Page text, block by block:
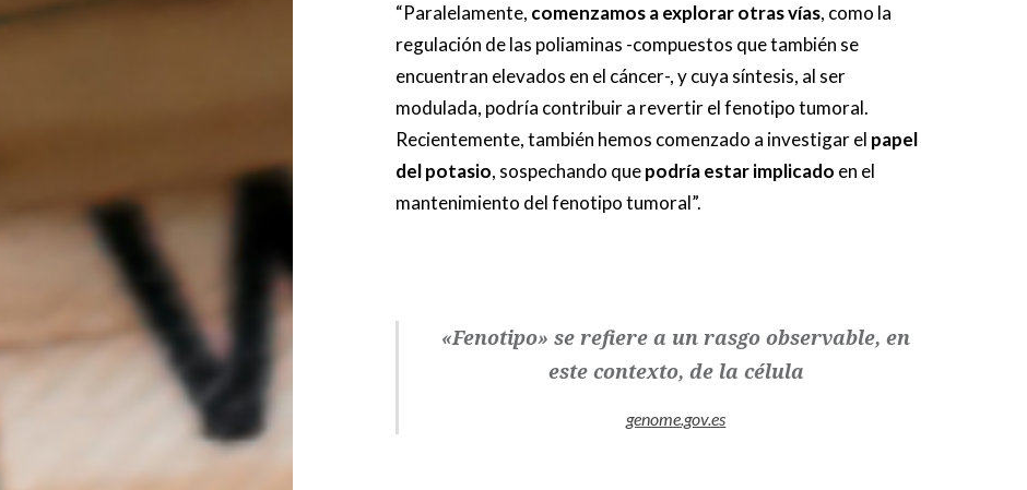
“Paralelamente, comenzamos a explorar otras vías, como la
regulación de las poliaminas -compuestos que también se
encuentran elevados en el cáncer-, y cuya síntesis, al ser
modulada, podría contribuir a revertir el fenotipo tumoral.
Recientemente, también hemos comenzado a investigar el papel
del potasio, sospechando quepodría estar implicado en el
mantenimiento del fenotipo tumoral”.
«Fenotipo» se refiere a un rasgo observable, en
este contexto, de la célula
genome.gov.es